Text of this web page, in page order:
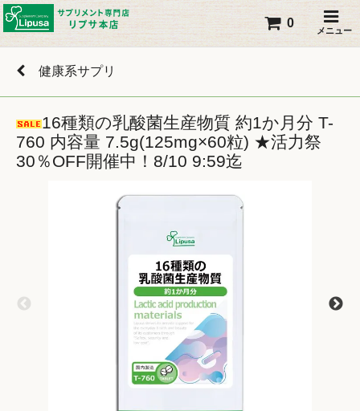
メニュー
0
健康系サプリ
16種類の乳酸菌生産物質 約1か月分 T-
760 内容量 7.5g(125mg×60粒) ★活力祭
30％OFF開催中！8/10 9:59迄